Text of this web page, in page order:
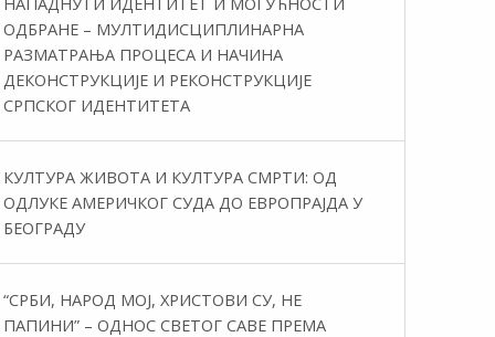
ОДБРАНЕ – МУЛТИДИСЦИПЛИНАРНА
РАЗМАТРАЊА ПРОЦЕСА И НАЧИНА
ДЕКОНСТРУКЦИЈЕ И РЕКОНСТРУКЦИЈЕ
СРПСКОГ ИДЕНТИТЕТА
КУЛТУРА ЖИВОТА И КУЛТУРА СМРТИ: ОД
ОДЛУКЕ АМЕРИЧКОГ СУДА ДО ЕВРОПРАЈДА У
БЕОГРАДУ
“СРБИ, НАРОД МОЈ, ХРИСТОВИ СУ, НЕ
ПАПИНИ” – ОДНОС СВЕТОГ САВЕ ПРЕМА